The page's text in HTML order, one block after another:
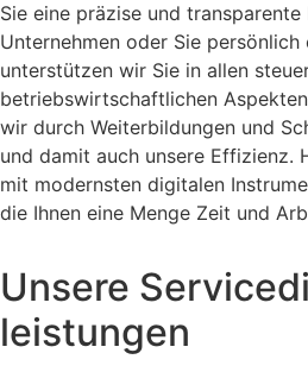
Sie eine präzise und
Unternehmen oder Sie
unterstützen wir Sie in allen
betriebswirtschaftlichen
wir durch Weiterbildungen und
und damit auch unsere Effizienz.
mit modernsten digitalen
die Ihnen eine Menge Zeit und
Unsere
leistungen